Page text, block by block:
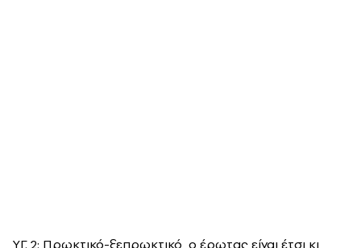
YΓ. 2: Πρωκτικό-ξεπρωκτικό, ο έρωτας είναι έτσι κι